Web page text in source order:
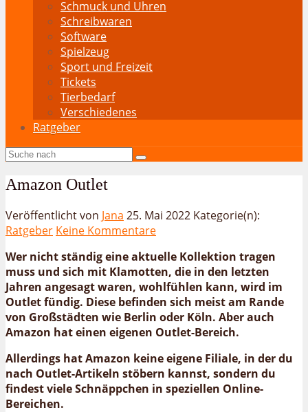
Schmuck und Uhren
Schreibwaren
Software
Spielzeug
Sport und Freizeit
Tickets
Tierbedarf
Verschiedenes
Ratgeber
Amazon Outlet
Veröffentlicht von Jana 25. Mai 2022 Kategorie(n):
Ratgeber Keine Kommentare
Wer nicht ständig eine aktuelle Kollektion tragen
muss und sich mit Klamotten, die in den letzten
Jahren angesagt waren, wohlfühlen kann, wird im
Outlet fündig. Diese befinden sich meist am Rande
von Großstädten wie Berlin oder Köln. Aber auch
Amazon hat einen eigenen Outlet-Bereich.
Allerdings hat Amazon keine eigene Filiale, in der du
nach Outlet-Artikeln stöbern kannst, sondern du
findest viele Schnäppchen in speziellen Online-
Bereichen.